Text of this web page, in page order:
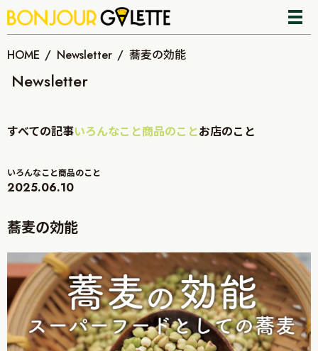
HOME Newsletter 蕎麦の効能
Newsletter
すべての記事いろんなこと商品のことお店のこと
いろんなこと商品のこと
2025.06.10
蕎麦の効能